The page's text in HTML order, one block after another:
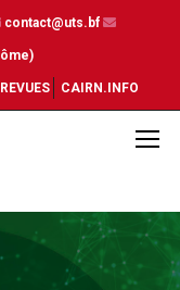
contact@uts.bf
REVUES CAIRN.INFO